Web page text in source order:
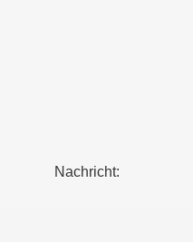
Nachricht: